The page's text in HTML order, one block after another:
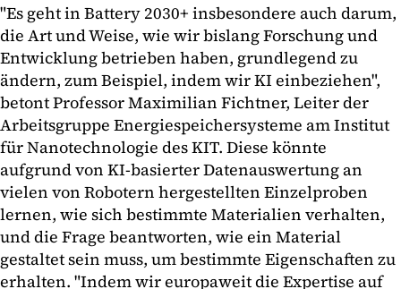
"Es geht in Battery 2030+ insbesondere auch darum,
die Art und Weise, wie wir bislang Forschung und
Entwicklung betrieben haben, grundlegend zu
ändern, zum Beispiel, indem wir KI einbeziehen",
betont Professor Maximilian Fichtner, Leiter der
Arbeitsgruppe Energiespeichersysteme am Institut
für Nanotechnologie des KIT. Diese könnte
aufgrund von KI-basierter Datenauswertung an
vielen von Robotern hergestellten Einzelproben
lernen, wie sich bestimmte Materialien verhalten,
und die Frage beantworten, wie ein Material
gestaltet sein muss, um bestimmte Eigenschaften zu
erhalten. "Indem wir europaweit die Expertise auf